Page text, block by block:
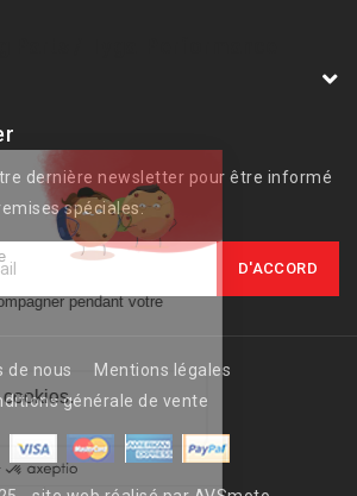
dernière newsletter pour être informé
spéciales.
de nous
Mentions légales
générale de vente